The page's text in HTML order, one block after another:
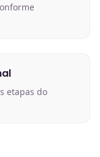
etapas do